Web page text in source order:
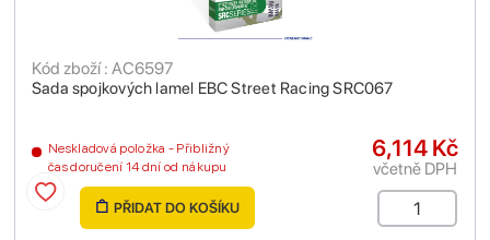
Sada spojkových lamel EBC Street Racing SRC067
Kód zboží : AC6597
Neskladová položka - Přibližný
čas doručení 14 dní od nákupu
6,114 Kč
včetně DPH
PŘIDAT DO KOŠÍKU